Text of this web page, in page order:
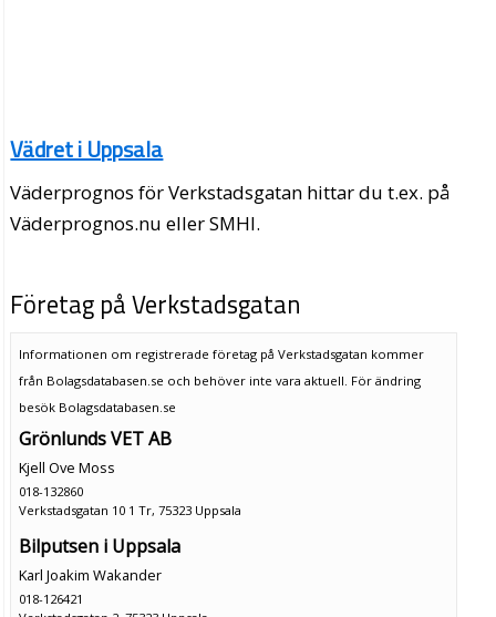
Vädret i Uppsala
Väderprognos för Verkstadsgatan hittar du t.ex. på
Väderprognos.nu eller SMHI.
Företag på Verkstadsgatan
Informationen om registrerade företag på Verkstadsgatan kommer
från Bolagsdatabasen.se och behöver inte vara aktuell. För ändring
besök Bolagsdatabasen.se
Grönlunds VET AB
Kjell Ove Moss
018-132860
Verkstadsgatan 10 1 Tr, 75323 Uppsala
Bilputsen i Uppsala
Karl Joakim Wakander
018-126421